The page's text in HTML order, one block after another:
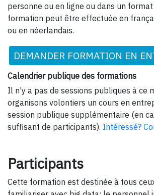
personne ou en ligne ou dans un
formation peut être effectuée en
ou en néerlandais.
DEMANDER FORMATION EN
Calendrier publique des formations
Il n'y a pas de sessions publiques à ce
organisons volontiers un cours en
session publique supplémentaire (en
suffisant de participants). Intéressé?
Participants
Cette formation est destinée à tous